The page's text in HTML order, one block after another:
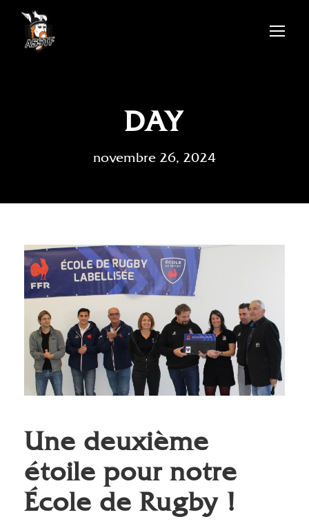
DAY
novembre 26, 2024
Une deuxième
étoile pour notre
École de Rugby !